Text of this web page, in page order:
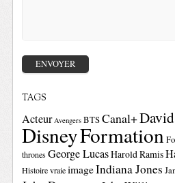
TAGS
Acteur Avengers BTSCanal+
DisneyFormation
thrones George LucasHarold Ramis
Histoire vraie imageIndiana Jones